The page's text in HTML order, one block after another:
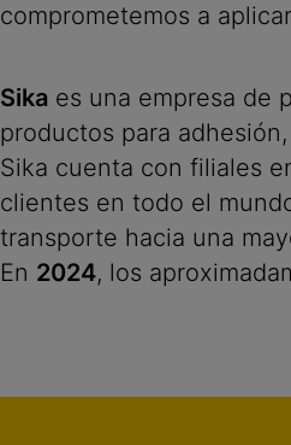
comprometemos a
Sika es una empresa de
productos para
Sika cuenta con filiales
clientes en todo el
transporte hacia una
En 2024, los